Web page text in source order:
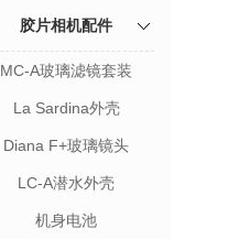
胶片相机配件
MC-A玻璃滤镜套装
La Sardina外壳
Diana F+玻璃镜头
LC-A潜水外壳
机身电池